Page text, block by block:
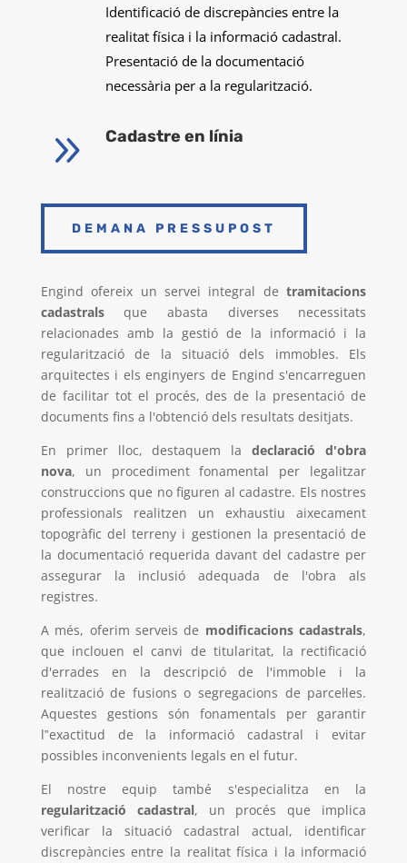
Identificació de discrepàncies entre la
realitat física i la informació cadastral.
Presentació de la documentació
necessària per a la regularització.
9 Cadastre en línia
DEMANA PRESSUPOST
Engind ofereix un servei integral detramitacions
cadastralsque abasta diverses necessitats
relacionades amb la gestió de la informació i la
regularització de la situació dels immobles. Els
arquitectes i els enginyers de Engind s'encarreguen
de facilitar tot el procés, des de la presentació de
documents fins a l'obtenció dels resultats desitjats.
En primer lloc, destaquem ladeclaració d'obra
nova, un procediment fonamental per legalitzar
construccions que no figuren al cadastre. Els nostres
professionals realitzen un exhaustiu aixecament
topogràfic del terreny i gestionen la presentació de
la documentació requerida davant del cadastre per
assegurar la inclusió adequada de l'obra als
registres.
A més, oferim serveis de modificacions cadastrals,
que inclouen el canvi de titularitat, la rectificació
d'errades en la descripció de l'immoble i la
realització de fusions o segregacions de parcel·les.
Aquestes gestions són fonamentals per garantir
l‟exactitud de la informació cadastral i evitar
possibles inconvenients legals en el futur.
El nostre equip també s'especialitza en la
regularització cadastral, un procés que implica
verificar la situació cadastral actual, identificar
discrepàncies entre la realitat física i la informació